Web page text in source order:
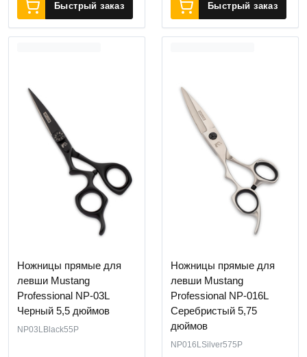
Быстрый заказ Быстрый заказ
Ножницы прямые для
левши Mustang
Professional NP-03L
Черный 5,5 дюймов
NP03LBlack55P
Ножницы прямые для
левши Mustang
Professional NP-016L
Серебристый 5,75
дюймов
NP016LSilver575P